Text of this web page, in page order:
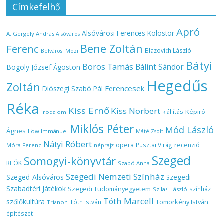
Címkefelhő
A. Gergely András Alsóváros Alsóvárosi Ferences Kolostor Apró
Ferenc Belvárosi Mozi Bene Zoltán Blazovich László
Bogoly József Ágoston Boros Tamás Bálint Sándor Bátyi
Zoltán Diószegi Szabó Pál Ferencesek Hegedűs
Réka irodalom Kiss Ernő Kiss Norbert kiállítás Képiró
Ágnes Löw Immánuel Miklós Péter Máté Zsolt Mód László
Móra Ferenc Nátyi Róbert néprajz opera Pusztai Virág recenzió
REÖK Somogyi-könyvtár Szabó Anna Szeged
Szeged-Alsóváros Szegedi Nemzeti Színház Szegedi
Szabadtéri Játékok Szegedi Tudományegyetem Szilasi László színház
szőlőkultúra Trianon Tóth István Tóth Marcell Tömörkény István
építészet